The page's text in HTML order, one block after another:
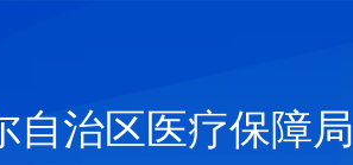
自治区医疗保障局